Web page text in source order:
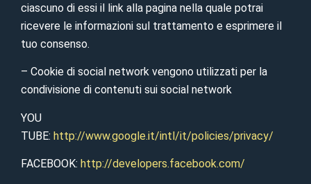
ciascuno di essi il link alla pagina nella quale potrai
ricevere le informazioni sul trattamento e esprimere il
tuo consenso.
– Cookie di social network vengono utilizzati per la
condivisione di contenuti sui social network
YOU
TUBE: http://www.google.it/intl/it/policies/privacy/
FACEBOOK: http://developers.facebook.com/